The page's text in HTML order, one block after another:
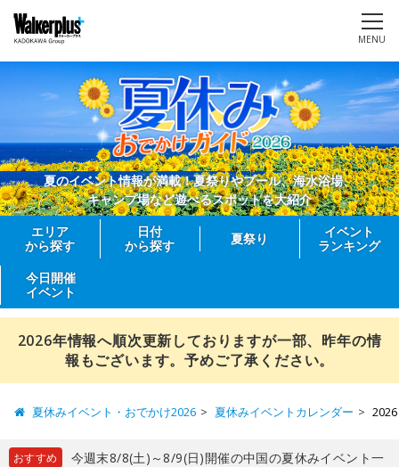
MENU
夏のイベント情報が満載！夏祭りやプール、海水浴場、
キャンプ場など遊べるスポットを大紹介
エリア
から探す
日付
から探す
夏祭り
イベント
ランキング
今日開催
イベント
2026年情報へ順次更新しておりますが一部、昨年の情
報もございます。予めご了承ください。
夏休みイベント・おでかけ2026 夏休みイベントカレンダー
おすすめ
今週末8/8(土)～8/9(日)開催の中国の夏休みイベント一